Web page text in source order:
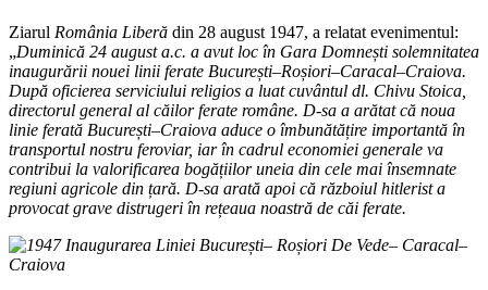
Ziarul România Liberă din 28 august 1947, a relatat evenimentul:
„Duminică 24 august a.c. a avut loc în Gara Domnești solemnitatea
inaugurării nouei linii ferate București–Roșiori–Caracal–Craiova.
După oficierea serviciului religios a luat cuvântul dl. Chivu Stoica,
directorul general al căilor ferate române. D-sa a arătat că noua
linie ferată București–Craiova aduce o îmbunătățire importantă în
transportul nostru feroviar, iar în cadrul economiei generale va
contribui la valorificarea bogățiilor uneia din cele mai însemnate
regiuni agricole din țară. D-sa arată apoi că războiul hitlerist a
provocat grave distrugeri în rețeaua noastră de căi ferate.